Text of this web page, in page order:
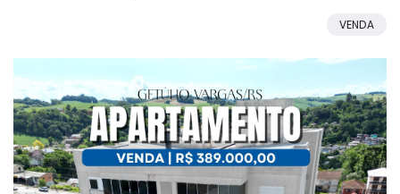
VENDA